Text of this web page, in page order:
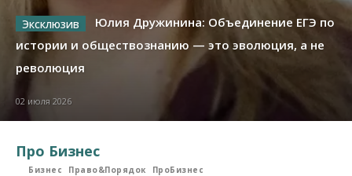
Юлия Дружинина: Объединение ЕГЭ по
истории и обществознанию — это эволюция, а не
революция
02 июля 2026
Про Бизнес
Бизнес Право&Порядок ПроБизнес